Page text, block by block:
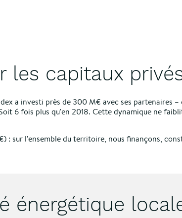
les capitaux
a investi près de 300 M€ avec ses partenaires
6 fois plus qu'en 2018. Cette dynamique ne
: sur l'ensemble du territoire, nous finançons,
énergétique